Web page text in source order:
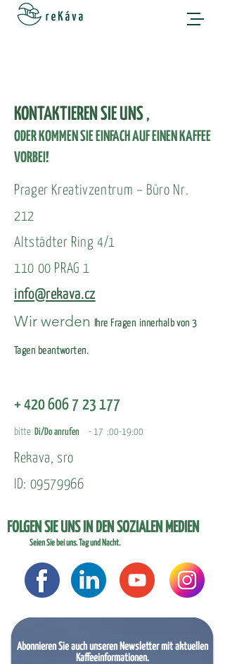
KONTAKTIEREN SIE UNS,
ODER KOMMEN SIE EINFACH AUF EINEN KAFFEE
VORBEI!
Prager Kreativzentrum – Büro Nr.
212
Altstädter Ring 4/1
110 00 PRAG 1
info@rekava.cz
Wir werden Ihre Fragen innerhalb von 3
Tagen beantworten.
+ 420 606 7 23 177
bitte Di/Do anrufen - 17 :00-19:00
Rekava, sro
ID: 09579966
FOLGEN SIE UNS IN DEN SOZIALEN MEDIEN
Seien Sie bei uns. Tag und Nacht.
Abonnieren Sie auch unseren Newsletter mit aktuellen
Kaffeeinformationen.